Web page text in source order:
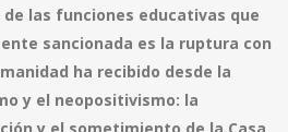
de las funciones educativas que
sancionada es la ruptura con
ha recibido desde la
y el neopositivismo: la